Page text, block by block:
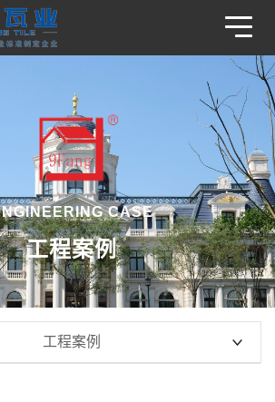
CASE
工程案例
工程案例